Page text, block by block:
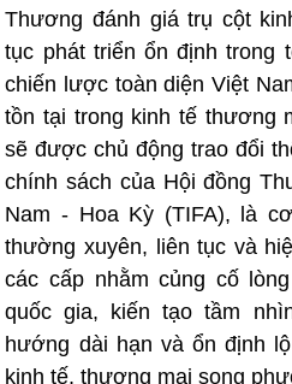
Thương đánh giá trụ cột
tục phát triển ổn định trong
chiến lược toàn diện Việt
tồn tại trong kinh tế thương
sẽ được chủ động trao đổi
chính sách của Hội đồng
Nam - Hoa Kỳ (TIFA), là
thường xuyên, liên tục và
các cấp nhằm củng cố
quốc gia, kiến tạo tầm
hướng dài hạn và ổn định
kinh tế, thương mại song